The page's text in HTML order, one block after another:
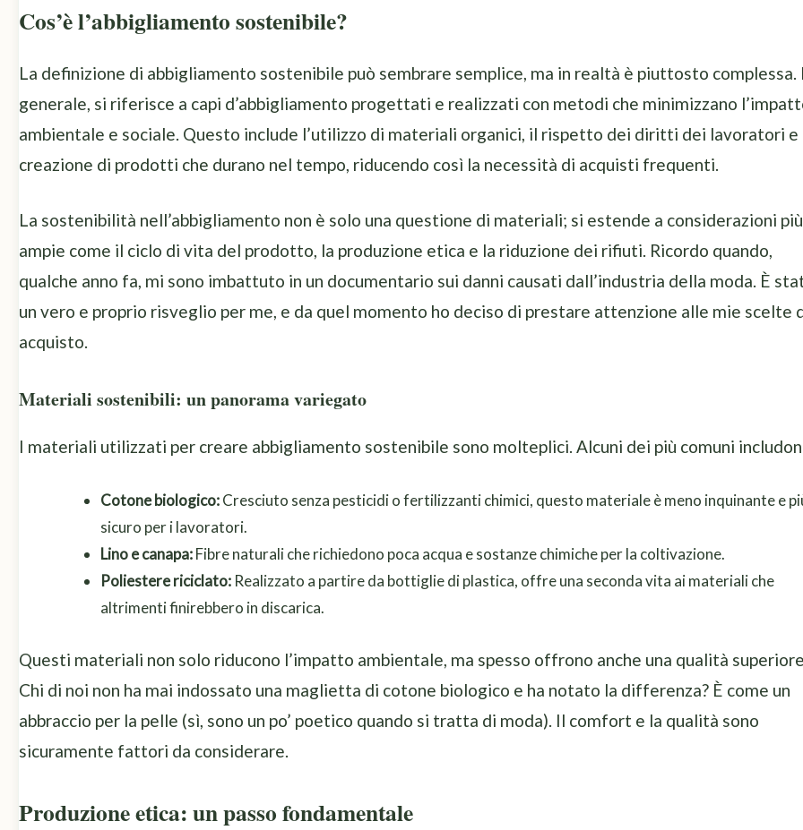
Cos’è l’abbigliamento sostenibile?
La definizione di abbigliamento sostenibile può sembrare semplice, ma in realtà è piuttosto complessa.
generale, si riferisce a capi d’abbigliamento progettati e realizzati con metodi che minimizzano
ambientale e sociale. Questo include l’utilizzo di materiali organici, il rispetto dei diritti dei lavoratori e
creazione di prodotti che durano nel tempo, riducendo così la necessità di acquisti frequenti.
La sostenibilità nell’abbigliamento non è solo una questione di materiali; si estende a considerazioni più
ampie come il ciclo di vita del prodotto, la produzione etica e la riduzione dei rifiuti. Ricordo quando,
qualche anno fa, mi sono imbattuto in un documentario sui danni causati dall’industria della moda. È
un vero e proprio risveglio per me, e da quel momento ho deciso di prestare attenzione alle mie scelte
acquisto.
Materiali sostenibili: un panorama variegato
I materiali utilizzati per creare abbigliamento sostenibile sono molteplici. Alcuni dei più comuni
Cotone biologico:Cresciuto senza pesticidi o fertilizzanti chimici, questo materiale è meno inquinante e
sicuro per i lavoratori.
Lino e canapa:Fibre naturali che richiedono poca acqua e sostanze chimiche per la coltivazione.
Poliestere riciclato: Realizzato a partire da bottiglie di plastica, offre una seconda vita ai materiali che
altrimenti finirebbero in discarica.
Questi materiali non solo riducono l’impatto ambientale, ma spesso offrono anche una qualità
Chi di noi non ha mai indossato una maglietta di cotone biologico e ha notato la differenza? È come un
abbraccio per la pelle (sì, sono un po’ poetico quando si tratta di moda). Il comfort e la qualità sono
sicuramente fattori da considerare.
Produzione etica: un passo fondamentale